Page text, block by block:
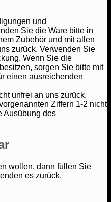
und
Sie die Ware bitte in
Zubehör und mit allen
zurück. Verwenden Sie
Wenn Sie die
sorgen Sie bitte mit
einen ausreichenden
unfrei an uns zurück.
Ziffern 1-2 nicht
Ausübung des
wollen, dann füllen Sie
es zurück.